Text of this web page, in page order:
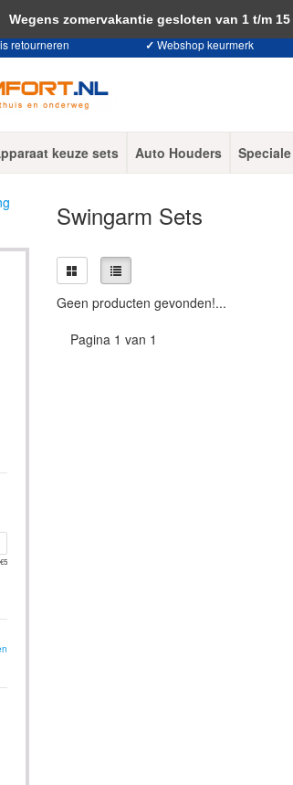
retourneren ✓ Webshop keurmerk
keuze sets Auto Houders
5
Swingarm Sets
Geen producten gevonden!...
Pagina 1 van 1
onze website, ga je akkoord met het gebruik van
Wegens zomervakantie gesloten van 1 t/m